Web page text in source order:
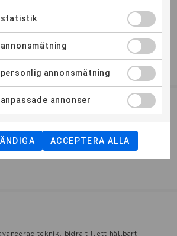
och de gamla ska underhållas.
geoteknik och geologi har du en
stabila, säkra och miljövänliga
teknik, bidra till ett hållbart
statistik
annonsmätning
annonser
ACCEPTERA ALLA